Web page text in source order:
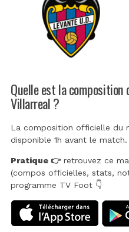
Quelle est la
Villarreal ?
La composition officielle du
disponible 1h avant le match.
Pratique 👉retrouvez ce
(compos officielles, stats,
programme TV Foot 👇